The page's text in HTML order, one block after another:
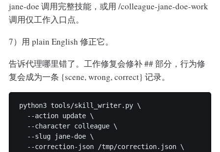
jane-doe 调用完整技能，或用 /colleague-jane-doe-work
调用仅工作入口点。
7）用 plain English 修正它。
告诉代理哪里错了。工作修复会修补 ## 部分，行为修
复会成为一条 {scene, wrong, correct} 记录。
python3 tools/skill_writer.py \
  --action update \
  --character colleague \
  --slug jane-doe \
  --correction-json /tmp/correction.json \